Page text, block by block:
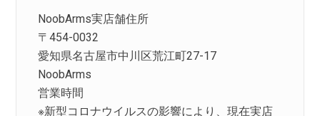
NoobArms実店舗住所
〒454-0032
愛知県名古屋市中川区荒江町27-17
NoobArms
営業時間
※新型コロナウイルスの影響により、現在実店